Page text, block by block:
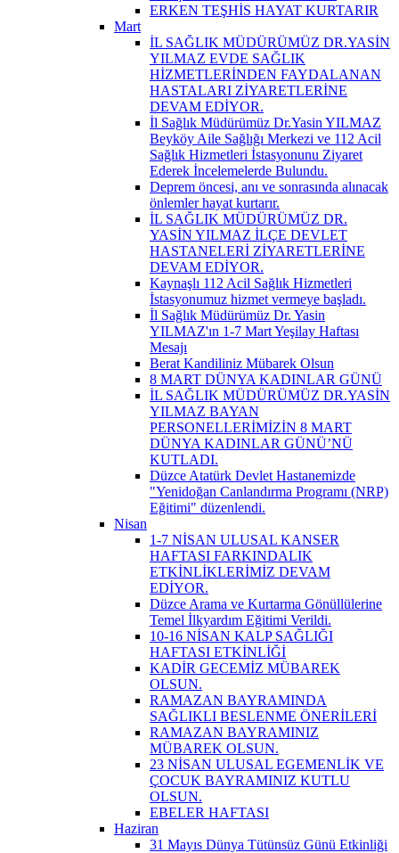
ERKEN TEŞHİS HAYAT KURTARIR
Mart
İL SAĞLIK MÜDÜRÜMÜZ DR.YASİN
YILMAZ EVDE SAĞLIK
HİZMETLERİNDEN FAYDALANAN
HASTALARI ZİYARETLERİNE
DEVAM EDİYOR.
İl Sağlık Müdürümüz Dr.Yasin YILMAZ
Beyköy Aile Sağlığı Merkezi ve 112 Acil
Sağlık Hizmetleri İstasyonunu Ziyaret
Ederek İncelemelerde Bulundu.
Deprem öncesi, anı ve sonrasında alınacak
önlemler hayat kurtarır.
İL SAĞLIK MÜDÜRÜMÜZ DR.
YASİN YILMAZ İLÇE DEVLET
HASTANELERİ ZİYARETLERİNE
DEVAM EDİYOR.
Kaynaşlı 112 Acil Sağlık Hizmetleri
İstasyonumuz hizmet vermeye başladı.
İl Sağlık Müdürümüz Dr. Yasin
YILMAZ'ın 1-7 Mart Yeşilay Haftası
Mesajı
Berat Kandiliniz Mübarek Olsun
8 MART DÜNYA KADINLAR GÜNÜ
İL SAĞLIK MÜDÜRÜMÜZ DR.YASİN
YILMAZ BAYAN
PERSONELLERİMİZİN 8 MART
DÜNYA KADINLAR GÜNÜ’NÜ
KUTLADI.
Düzce Atatürk Devlet Hastanemizde
"Yenidoğan Canlandırma Programı (NRP)
Eğitimi" düzenlendi.
Nisan
1-7 NİSAN ULUSAL KANSER
HAFTASI FARKINDALIK
ETKİNLİKLERİMİZ DEVAM
EDİYOR.
Düzce Arama ve Kurtarma Gönüllülerine
Temel İlkyardım Eğitimi Verildi.
10-16 NİSAN KALP SAĞLIĞI
HAFTASI ETKİNLİĞİ
KADİR GECEMİZ MÜBAREK
OLSUN.
RAMAZAN BAYRAMINDA
SAĞLIKLI BESLENME ÖNERİLERİ
RAMAZAN BAYRAMINIZ
MÜBAREK OLSUN.
23 NİSAN ULUSAL EGEMENLİK VE
ÇOCUK BAYRAMINIZ KUTLU
OLSUN.
EBELER HAFTASI
Haziran
31 Mayıs Dünya Tütünsüz Günü Etkinliği